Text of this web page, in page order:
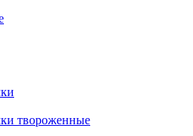
твороженные